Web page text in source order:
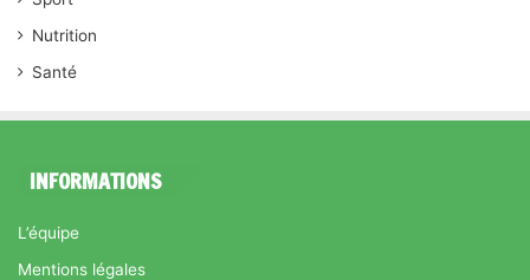
Nutrition
Santé
INFORMATIONS
L’équipe
Mentions légales